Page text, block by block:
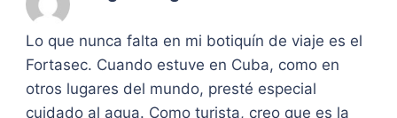
Lo que nunca falta en mi botiquín de viaje es el
Fortasec. Cuando estuve en Cuba, como en
otros lugares del mundo, presté especial
cuidado al agua. Como turista, creo que es la